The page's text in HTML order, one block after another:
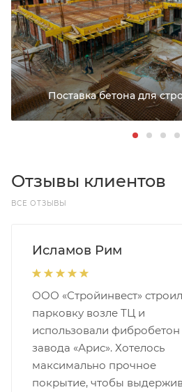
Поставка бетона для
Отзывы клиентов
ВСЕ ОТЗЫВЫ
Исламов Рим
ООО «Стройинвест»
парковку возле ТЦ и
использовали фибробетон
завода «Арис». Хотелось
максимально прочное
покрытие, чтобы